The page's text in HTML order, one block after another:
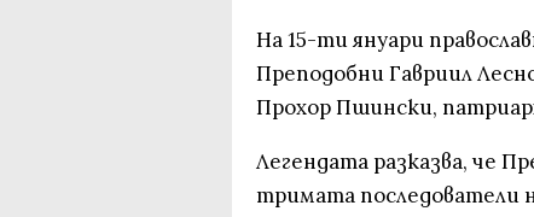
На 15-ти януари
Преподобни Гавриил
Прохор Пшински,
Легендата разказва, че
тримата последователи